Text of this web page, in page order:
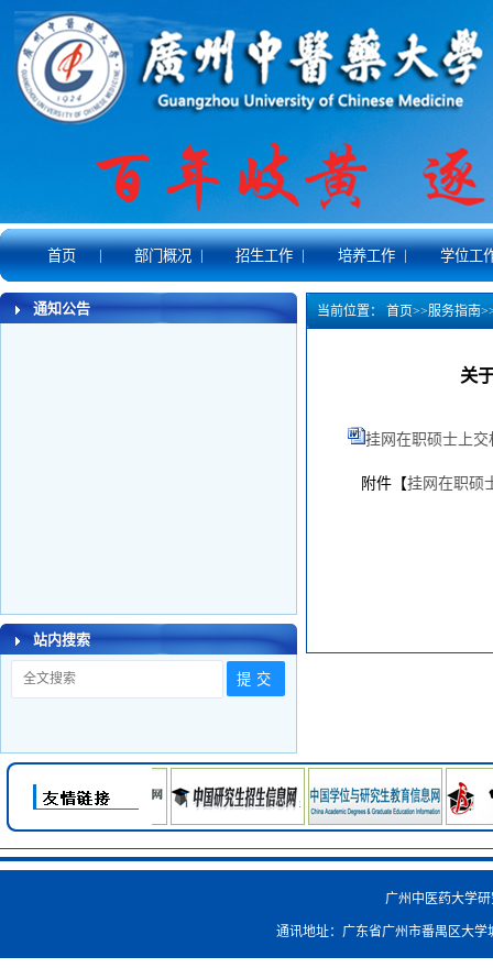
首页 | 部门概况 | 招生工作 | 培养工作 | 学位工
通知公告
站内搜索
当前位置： 首页>>服务指南
关
挂网在职硕士上交
附件【挂网在职硕
广州中医药大学
通讯地址：广东省广州市番禺区大